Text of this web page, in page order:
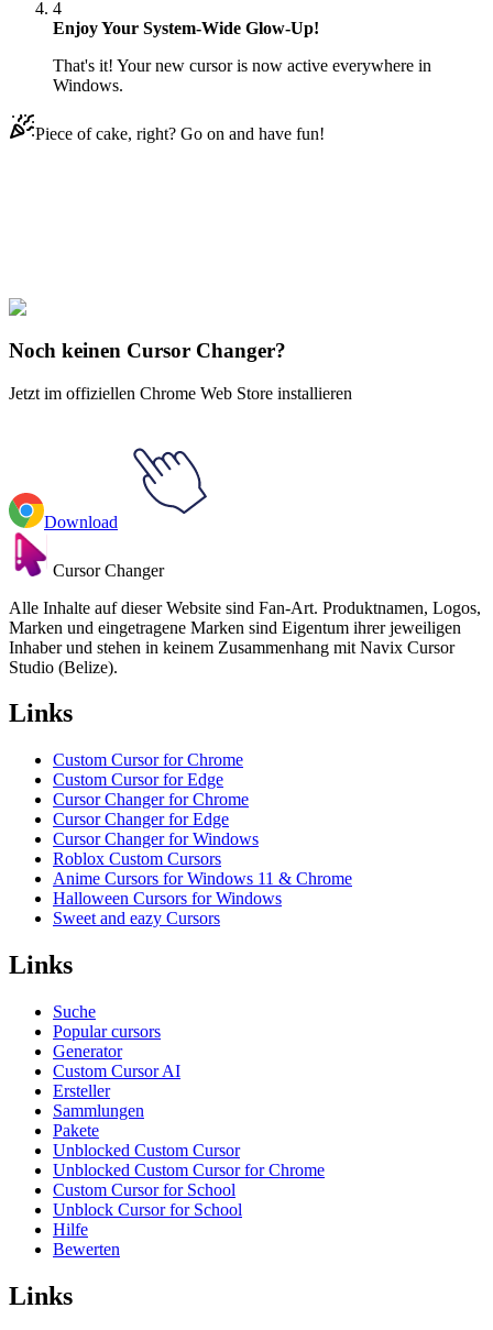
4
Enjoy Your System-Wide Glow-Up!
That's it! Your new cursor is now active everywhere in
Windows.
Piece of cake, right? Go on and have fun!
Explore All Collections
Noch keinen Cursor Changer?
Jetzt im offiziellen Chrome Web Store installieren
Download
Cursor Changer
Alle Inhalte auf dieser Website sind Fan-Art. Produktnamen, Logos,
Marken und eingetragene Marken sind Eigentum ihrer jeweiligen
Inhaber und stehen in keinem Zusammenhang mit Navix Cursor
Studio (Belize).
Links
Custom Cursor for Chrome
Custom Cursor for Edge
Cursor Changer for Chrome
Cursor Changer for Edge
Cursor Changer for Windows
Roblox Custom Cursors
Anime Cursors for Windows 11 & Chrome
Halloween Cursors for Windows
Sweet and eazy Cursors
Links
Suche
Popular cursors
Generator
Custom Cursor AI
Ersteller
Sammlungen
Pakete
Unblocked Custom Cursor
Unblocked Custom Cursor for Chrome
Custom Cursor for School
Unblock Cursor for School
Hilfe
Bewerten
Links